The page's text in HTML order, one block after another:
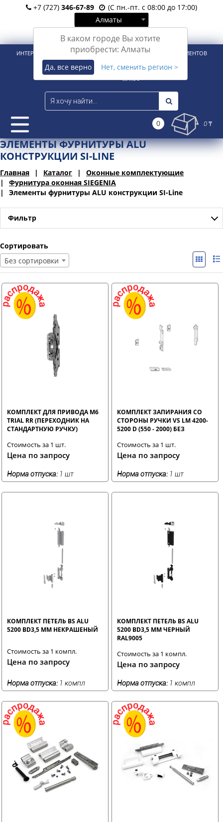
+7 (727) 346-67-89
(С пн.-пт. с 08:00 до 17:00)
Алматы
В каком городе Вы хотите
приобрести: Алматы
Да, все верно Нет, сменить регион >
Вход Регистрация
ИНТЕРНЕТ-МАГАЗИН ДЛЯ РОЗНИЧНЫХ И КОРПОРАТИВНЫХ КЛИЕНТОВ
0 0 ₸
ЭЛЕМЕНТЫ ФУРНИТУРЫ ALU
КОНСТРУКЦИИ SI-LINE
Главная Каталог
Оконные комплектующие
Фурнитура оконная SIEGENIA
Элементы фурнитуры ALU конструкции SI-Line
Фильтр
Сортировать
Без сортировки
КОМПЛЕКТ ДЛЯ ПРИВОДА M6
TRIAL RR (ПЕРЕХОДНИК НА
СТАНДАРТНУЮ РУЧКУ)
Стоимость за 1 шт.
Цена по запросу
Норма отпуска: 1 шт
КОМПЛЕКТ ЗАПИРАНИЯ СО
СТОРОНЫ РУЧКИ VS LM 4200-
5200 D (550 - 2000) БЕЗ
Стоимость за 1 шт.
Цена по запросу
Норма отпуска: 1 шт
КОМПЛЕКТ ПЕТЕЛЬ BS ALU
5200 BD3,5 ММ НЕКРАШЕНЫЙ
Стоимость за 1 компл.
Цена по запросу
Норма отпуска: 1 компл
КОМПЛЕКТ ПЕТЕЛЬ BS ALU
5200 BD3,5 ММ ЧЕРНЫЙ
RAL9005
Стоимость за 1 компл.
Цена по запросу
Норма отпуска: 1 компл